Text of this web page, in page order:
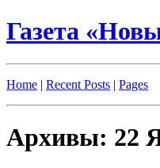
Газета
Home | Recent Posts | Pages
Архивы: 22